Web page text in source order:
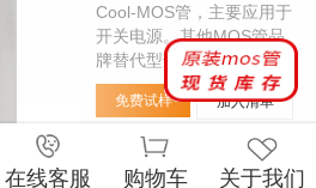
Cool-MOS管，主要应用于
开关电源。其他MOS管品
牌替代型号：
SPP20N60C3 等。
免费试样 加入清单
在线客服 购物车 关于我们